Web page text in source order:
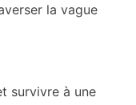
la vague
survivre à une